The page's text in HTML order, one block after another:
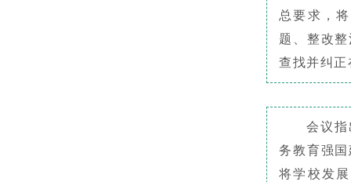
总要求，
题、整改
查找并纠
会议
务教育强
将学校发